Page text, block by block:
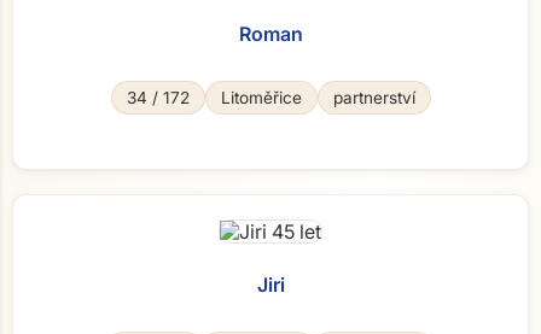
Roman
34 / 172 Litoměřice partnerství
Jiri